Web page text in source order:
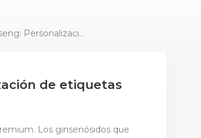
Cápsula Blanda De Ginseng: Personalización De Etiquetas Privadas Y OEM
de etiquetas
Los ginsenósidos que